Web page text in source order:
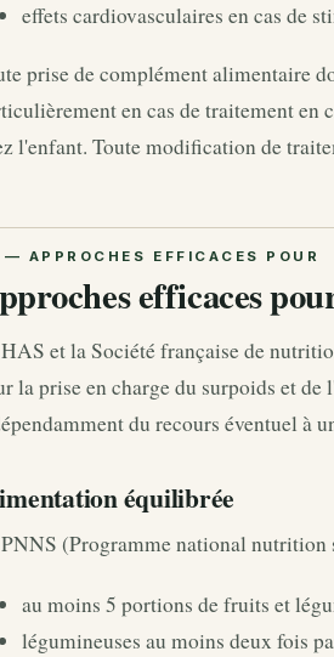
effets cardiovasculaires en cas de
prise de complément alimentaire
en cas de traitement en
l'enfant. Toute modification de
efficaces
et la Société française de
la prise en charge du surpoids et de
du recours éventuel à
équilibrée
(Programme national nutrition
au moins 5 portions de fruits et
légumineuses au moins deux fois